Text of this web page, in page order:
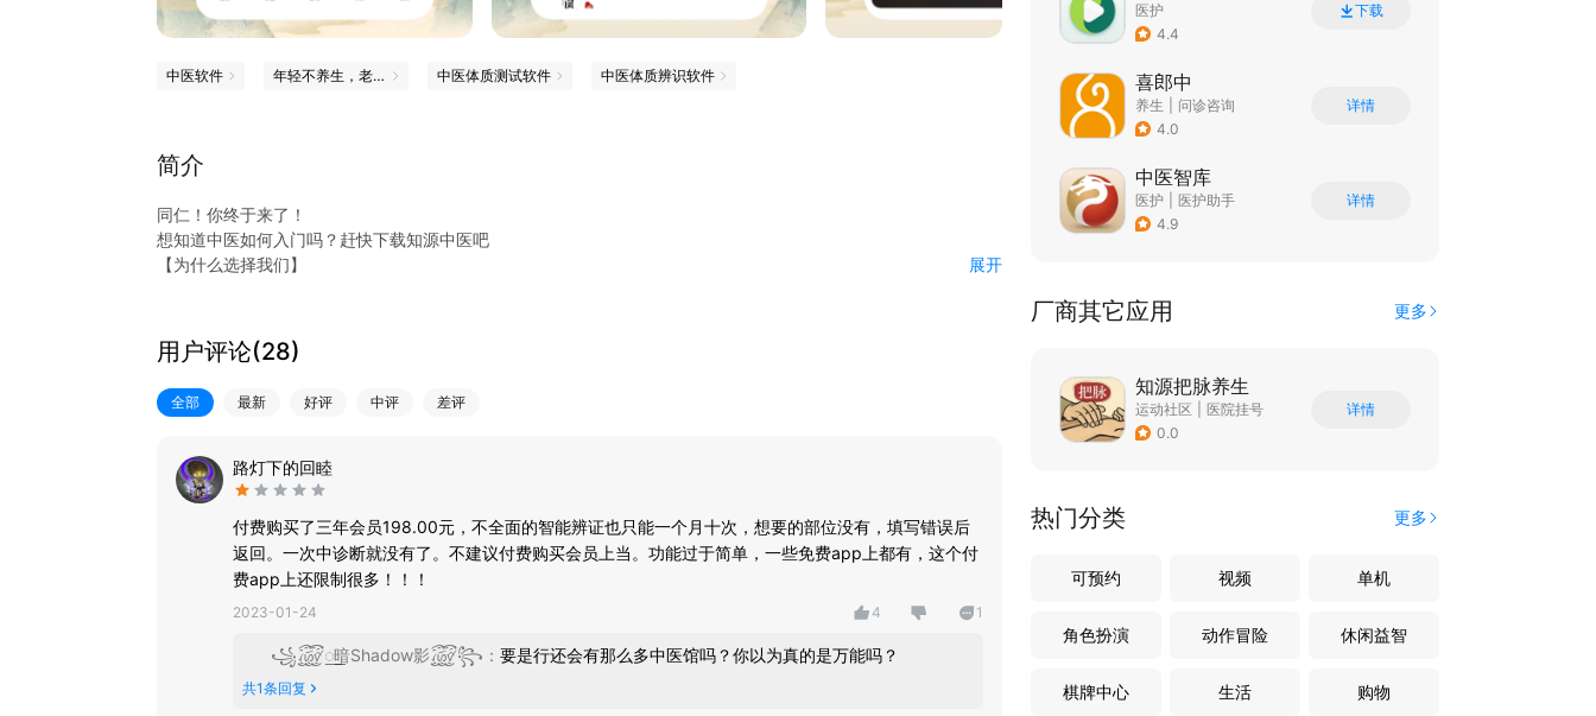
中医软件 年轻不养生，老来养医生 中医体质测试软件 中医体质辨识软件
简介
同仁！你终于来了！
想知道中医如何入门吗？赶快下载知源中医吧
【为什么选择我们】
海量视频让你零距离接触名家，快速学习
-中医百科知识库
99%中医人会用到的中医知识库！
超全中医百科大全，支持中药、方剂、医案、经络穴位、疾病百科、食材、药膳、中成药一键查询。
收录历年热门真题，专研中医题库，精准把握出题脉络。
评论区题友激情讨论，分数up up！
AI舌诊、体质检测、AI面诊、智能辩证
一键拍照上传即可生成检测报告：轻松获取调理方案，帮您自查健康状态！
-每日必背计划制定，科学记忆，轻松背考点！
-热门中医工具
【开发者独白】
药有君臣千变化，医无贫富一般心。
展开
用户评论(28)
全部 最新 好评 中评 差评
路灯下的回睦
付费购买了三年会员198.00元，不全面的智能辨证也只能一个月十次，想要的部位没有，填写错误后
返回。一次中诊断就没有了。不建议付费购买会员上当。功能过于简单，一些免费app上都有，这个付
费app上还限制很多！！！
2023-01-24 4 1
꧁꫞꯭暗Shadow影꫞꧂ ： 要是行还会有那么多中医馆吗？你以为真的是万能吗？
共1条回复
医护
4.4
下载
喜郎中
养生
问诊咨询
4.0
详情
中医智库
医护
医护助手
4.9
详情
厂商其它应用 更多
知源把脉养生
运动社区
医院挂号
0.0
详情
热门分类 更多
可预约 视频 单机
角色扮演 动作冒险 休闲益智
棋牌中心 生活 购物